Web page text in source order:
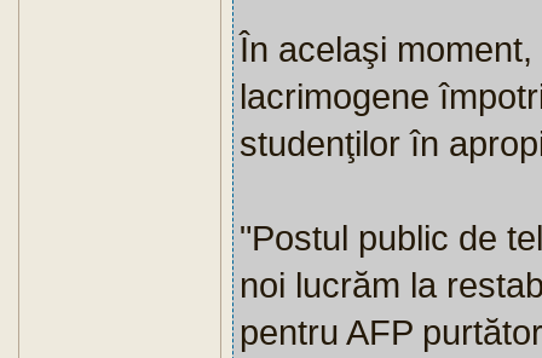
În acelaşi
lacrimogene
studenţilor în
"Postul public de
noi lucrăm la
pentru AFP